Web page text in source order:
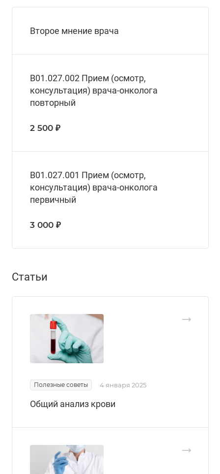
Второе мнение врача
В01.027.002 Прием (осмотр,
консультация) врача-онколога
повторный
2 500 ₽
В01.027.001 Прием (осмотр,
консультация) врача-онколога
первичный
3 000 ₽
Статьи
Полезные советы 4 января 2025
Общий анализ крови